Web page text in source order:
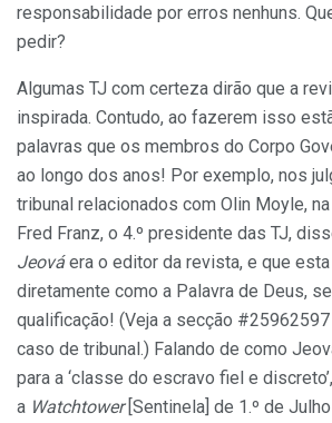
responsabilidade por erros nenhuns.
pedir?
Algumas TJ com certeza dirão que a
inspirada. Contudo, ao fazerem isso
palavras que os membros do Corpo
ao longo dos anos! Por exemplo, nos
tribunal relacionados com Olin Moyle,
Fred Franz, o 4.º presidente das TJ,
Jeováera o editor da revista, e que
diretamente como a Palavra de Deus,
qualificação! (Veja a secção
caso de tribunal.) Falando de como
para a ‘classe do escravo fiel e discreto’,
a Watchtower[Sentinela] de 1.º de